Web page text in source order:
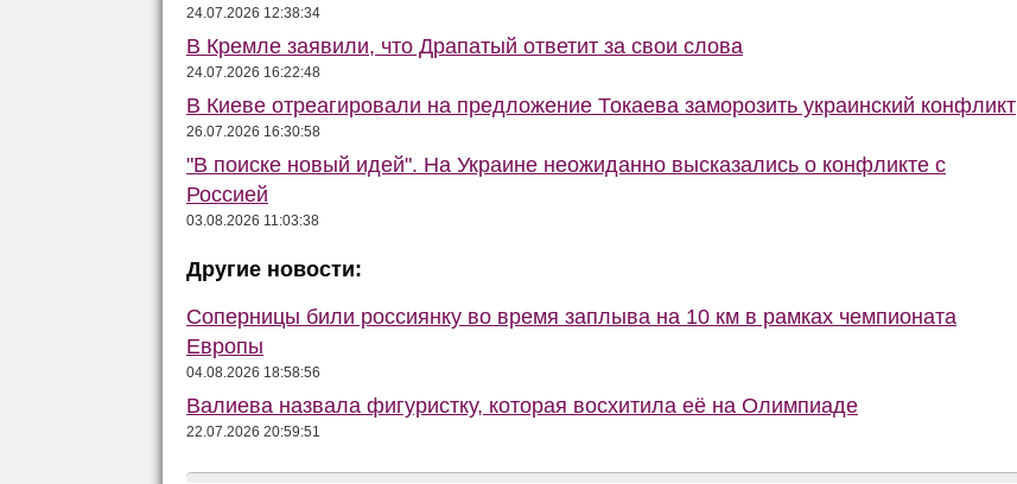
24.07.2026 12:38:34
В Кремле заявили, что Драпатый ответит за свои слова
24.07.2026 16:22:48
В Киеве отреагировали на предложение Токаева заморозить украинский конфликт
26.07.2026 16:30:58
"В поиске новый идей". На Украине неожиданно высказались о конфликте с
Россией
03.08.2026 11:03:38
Другие новости:
Соперницы били россиянку во время заплыва на 10 км в рамках чемпионата
Европы
04.08.2026 18:58:56
Валиева назвала фигуристку, которая восхитила её на Олимпиаде
22.07.2026 20:59:51